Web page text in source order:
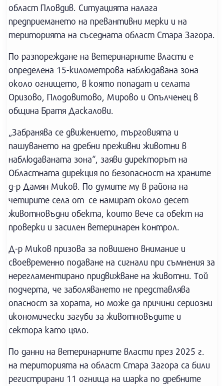
област Пловдив. Ситуацията налага
предприемането на превантивни мерки и на
територията на съседната област Стара Загора.
По разпореждане на ветеринарните власти е
определена 15-километрова наблюдавана зона
около огнището, в която попадат и селата
Оризово, Плодовитово, Мирово и Опълченец в
община Братя Даскалови.
„Забранява се движението, търговията и
пашуването на дребни преживни животни в
наблюдаваната зона“, заяви директорът на
Областната дирекция по безопасност на храните
д-р Дамян Миков. По думите му в района на
четирите села от се намират около десет
животновъдни обекта, които вече са обект на
проверки и засилен ветеринарен контрол.
Д-р Миков призова за повишено внимание и
своевременно подаване на сигнали при съмнения за
нерегламентирано придвижване на животни. Той
подчерта, че заболяването не представлява
опасност за хората, но може да причини сериозни
икономически загуби за животновъдите и
сектора като цяло.
По данни на ветеринарните власти през 2025 г.
на територията на област Стара Загора са били
регистрирани 11 огнища на шарка по дребните